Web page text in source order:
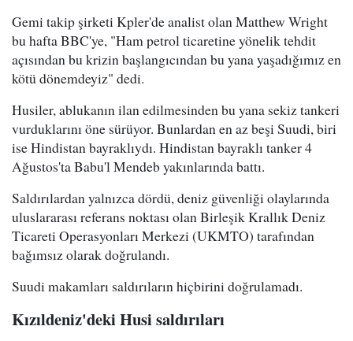
Gemi takip şirketi Kpler'de analist olan Matthew Wright
bu hafta BBC'ye, "Ham petrol ticaretine yönelik tehdit
açısından bu krizin başlangıcından bu yana yaşadığımız en
kötü dönemdeyiz" dedi.
Husiler, ablukanın ilan edilmesinden bu yana sekiz tankeri
vurduklarını öne sürüyor. Bunlardan en az beşi Suudi, biri
ise Hindistan bayraklıydı. Hindistan bayraklı tanker 4
Ağustos'ta Babu'l Mendeb yakınlarında battı.
Saldırılardan yalnızca dördü, deniz güvenliği olaylarında
uluslararası referans noktası olan Birleşik Krallık Deniz
Ticareti Operasyonları Merkezi (UKMTO) tarafından
bağımsız olarak doğrulandı.
Suudi makamları saldırıların hiçbirini doğrulamadı.
Kızıldeniz'deki Husi saldırıları